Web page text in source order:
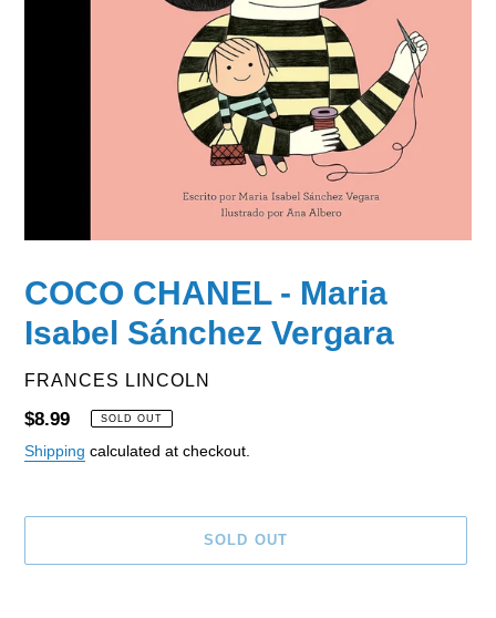
COCO CHANEL - Maria
Isabel Sánchez Vergara
VENDOR
FRANCES LINCOLN
Regular
price
$8.99 SOLD OUT
Shipping calculated at checkout.
SOLD OUT